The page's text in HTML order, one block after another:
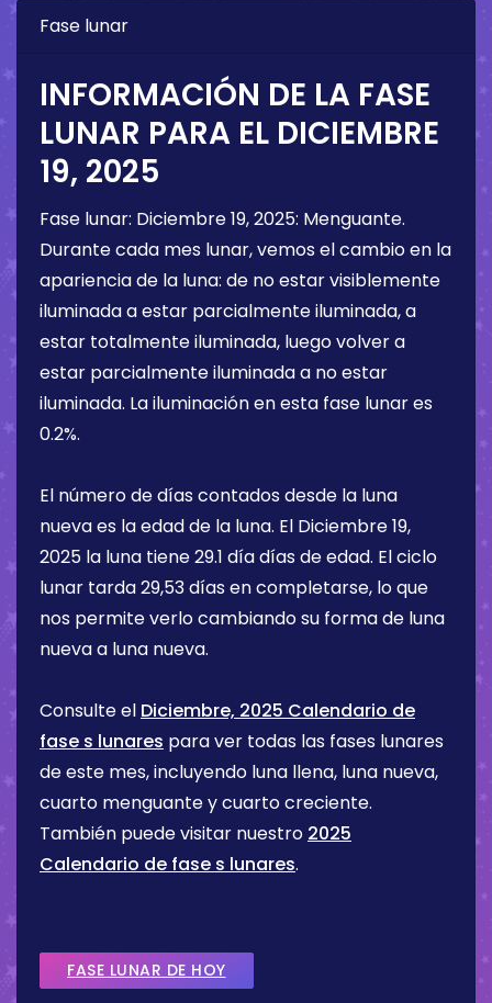
Fase lunar
INFORMACIÓN DE LA FASE
LUNAR PARA EL DICIEMBRE
19, 2025
Fase lunar: Diciembre 19, 2025: Menguante.
Durante cada mes lunar, vemos el cambio en la
apariencia de la luna: de no estar visiblemente
iluminada a estar parcialmente iluminada, a
estar totalmente iluminada, luego volver a
estar parcialmente iluminada a no estar
iluminada. La iluminación en esta fase lunar es
0.2%.
El número de días contados desde la luna
nueva es la edad de la luna. El Diciembre 19,
2025 la luna tiene29.1 díadías de edad. El ciclo
lunar tarda 29,53 días en completarse, lo que
nos permite verlo cambiando su forma de luna
nueva a luna nueva.
Consulte el Diciembre, 2025 Calendario de
fase s lunares para ver todas las fases lunares
de este mes, incluyendo luna llena, luna nueva,
cuarto menguante y cuarto creciente.
También puede visitar nuestro 2025
Calendario de fase s lunares.
FASE LUNAR DE HOY